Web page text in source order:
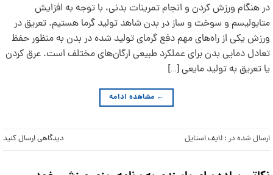
در هنگام ورزش کردن و انجام تمرینات بدنی، با توجه به افزایش
متابولیسم و سوخت و ساز در بدن شاهد تولید گرما هستیم. تعریق در
ورزش یکی از راه‌های مهم دفع گرمای تولید شده در بدن به منظور حفظ
تعادل دمایی بدن برای عملکرد طبیعی ارگان‌های مختلف است. عرق کردن
یا تعریق به تولید مایعی […]
← مشاهده ادامه
ارسال شده در : لایف استایل دیدگاهی ارسال کنید